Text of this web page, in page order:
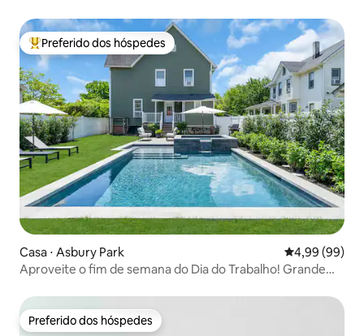
Entre os melhores preferidos dos hóspedes
Preferido dos hóspedes
Casa ⋅ Asbury Park 4,99 de uma
4,99 (99)
Aproveite o fim de semana do Dia do Trabalho! Grande
Preferido dos hóspedes
Preferido dos hóspedes